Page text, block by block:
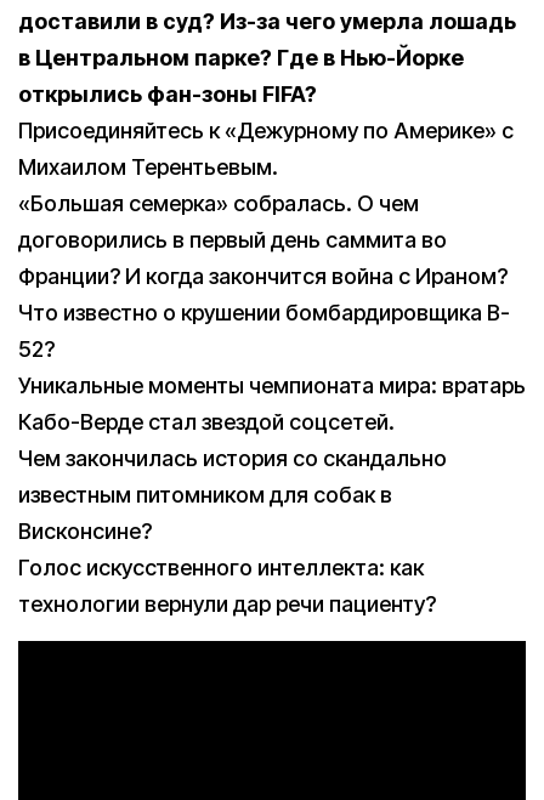
доставили в суд? Из-за чего умерла лошадь
в Центральном парке? Где в Нью-Йорке
открылись фан-зоны FIFA?
Присоединяйтесь к «Дежурному по Америке» с
Михаилом Терентьевым.
«Большая семерка» собралась. О чем
договорились в первый день саммита во
Франции? И когда закончится война с Ираном?
Что известно о крушении бомбардировщика B-
52?
Уникальные моменты чемпионата мира: вратарь
Кабо-Верде стал звездой соцсетей.
Чем закончилась история со скандально
известным питомником для собак в
Висконсине?
Голос искусственного интеллекта: как
технологии вернули дар речи пациенту?